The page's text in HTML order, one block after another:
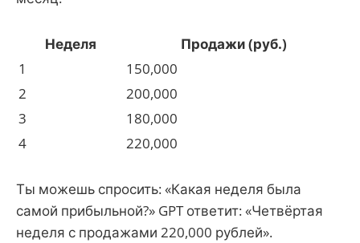
Неделя
Продажи (руб.)
1
150,000
2
200,000
3
180,000
4
220,000
Ты можешь спросить: «Какая неделя была
самой прибыльной?» GPT ответит: «Четвёртая
неделя с продажами 220,000 рублей».